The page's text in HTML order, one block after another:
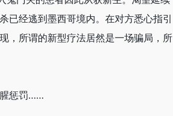
已经逃到墨西哥境内。在对方悉心指引
，所谓的新型疗法居然是一场骗局，所
惩罚……